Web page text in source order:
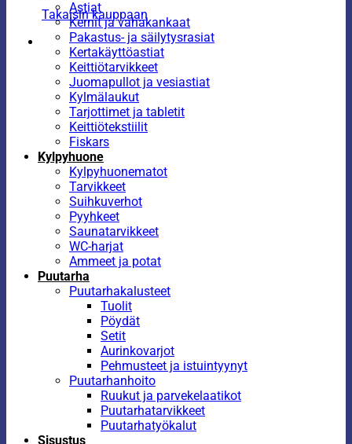
Takaisin kauppaan
Astiat
Kernit ja vahakankaat
Pakastus- ja säilytysrasiat
Kertakäyttöastiat
Keittiötarvikkeet
Juomapullot ja vesiastiat
Kylmälaukut
Tarjottimet ja tabletit
Keittiötekstiilit
Fiskars
Kylpyhuone
Kylpyhuonematot
Tarvikkeet
Suihkuverhot
Pyyhkeet
Saunatarvikkeet
WC-harjat
Ammeet ja potat
Puutarha
Puutarhakalusteet
Tuolit
Pöydät
Setit
Aurinkovarjot
Pehmusteet ja istuintyynyt
Puutarhanhoito
Ruukut ja parvekelaatikot
Puutarhatarvikkeet
Puutarhatyökalut
Sisustus